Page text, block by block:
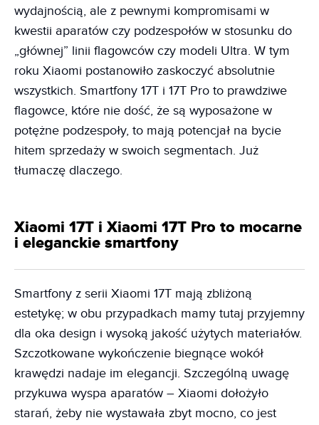
wydajnością, ale z pewnymi kompromisami w
kwestii aparatów czy podzespołów w stosunku do
„głównej” linii flagowców czy modeli Ultra. W tym
roku Xiaomi postanowiło zaskoczyć absolutnie
wszystkich. Smartfony 17T i 17T Pro to prawdziwe
flagowce, które nie dość, że są wyposażone w
potężne podzespoły, to mają potencjał na bycie
hitem sprzedaży w swoich segmentach. Już
tłumaczę dlaczego.
Xiaomi 17T i Xiaomi 17T Pro to mocarne
i eleganckie smartfony
Smartfony z serii Xiaomi 17T mają zbliżoną
estetykę; w obu przypadkach mamy tutaj przyjemny
dla oka design i wysoką jakość użytych materiałów.
Szczotkowane wykończenie biegnące wokół
krawędzi nadaje im elegancji. Szczególną uwagę
przykuwa wyspa aparatów – Xiaomi dołożyło
starań, żeby nie wystawała zbyt mocno, co jest